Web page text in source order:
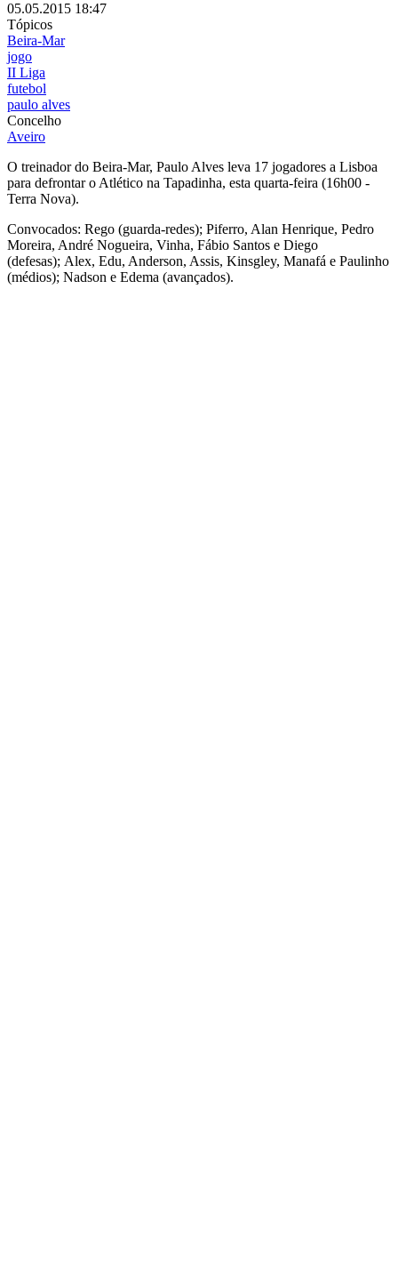
05.05.2015 18:47
Tópicos
Beira-Mar
jogo
II Liga
futebol
paulo alves
Concelho
Aveiro
O treinador do Beira-Mar, Paulo Alves leva 17 jogadores a Lisboa
para defrontar o Atlético na Tapadinha, esta quarta-feira (16h00 -
Terra Nova).
Convocados: Rego (guarda-redes); Piferro, Alan Henrique, Pedro
Moreira, André Nogueira, Vinha, Fábio Santos e Diego
(defesas); Alex, Edu, Anderson, Assis, Kinsgley, Manafá e Paulinho
(médios); Nadson e Edema (avançados).